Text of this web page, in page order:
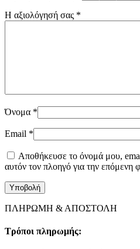
Η αξιολόγησή σας *
Όνομα *
Email *
Αποθήκευσε το όνομά μου,
αυτόν τον πλοηγό για την
ΠΛΗΡΩΜΗ & ΑΠΟΣΤΟΛΗ
Τρόποι πληρωμής: